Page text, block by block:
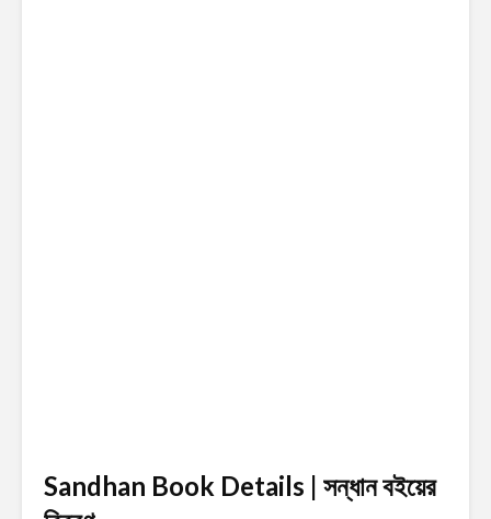
Sandhan Book Details | সন্ধানবইয়ের